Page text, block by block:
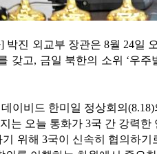
진 외교부 장관은 8월 24일
갖고, 금일 북한의 소위 ‘우
이비드 한미일 정상회의
는 오늘 통화가 3국 간 강력
위해 3국이 신속히 협의하